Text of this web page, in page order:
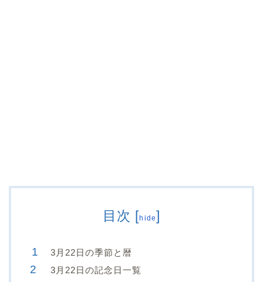
目次 [hide]
3月22日の季節と暦
3月22日の記念日一覧